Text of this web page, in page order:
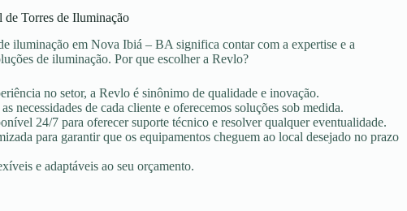
Torres de Iluminação
iluminação em Nova Ibiá – BA significa contar com a expertise e a
de iluminação. Por que escolher a Revlo?
no setor, a Revlo é sinônimo de qualidade e inovação.
necessidades de cada cliente e oferecemos soluções sob medida.
24/7 para oferecer suporte técnico e resolver qualquer eventualidade.
para garantir que os equipamentos cheguem ao local desejado no prazo
e adaptáveis ao seu orçamento.